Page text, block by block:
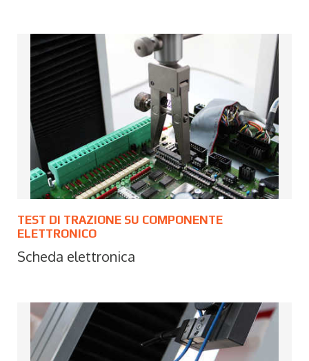
TEST DI TRAZIONE SU COMPONENTE
ELETTRONICO
Scheda elettronica